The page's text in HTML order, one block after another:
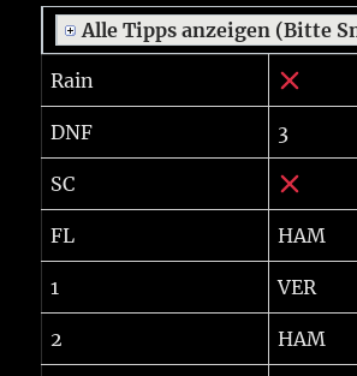
Alle Tipps anzeigen (Bitte
Rain
DNF 3
SC
FL HAM
1 VER
2 HAM